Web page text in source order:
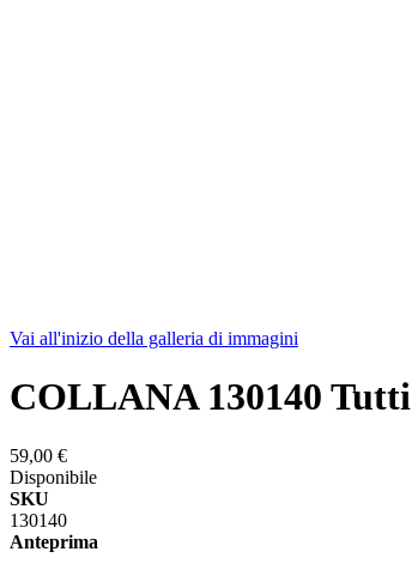
Vai all'inizio della galleria di immagini
COLLANA 130140
59,00 €
Disponibile
SKU
130140
Anteprima